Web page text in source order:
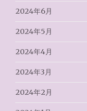
2024年6月
2024年5月
2024年4月
2024年3月
2024年2月